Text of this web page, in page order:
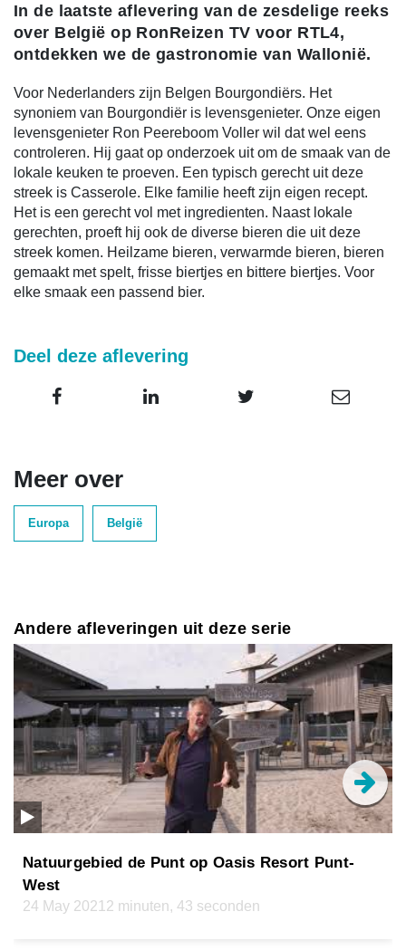
In de laatste aflevering van de zesdelige reeks
over België op RonReizen TV voor RTL4,
ontdekken we de gastronomie van Wallonië.
Voor Nederlanders zijn Belgen Bourgondiërs. Het
synoniem van Bourgondiër is levensgenieter. Onze eigen
levensgenieter Ron Peereboom Voller wil dat wel eens
controleren. Hij gaat op onderzoek uit om de smaak van de
lokale keuken te proeven. Een typisch gerecht uit deze
streek is Casserole. Elke familie heeft zijn eigen recept.
Het is een gerecht vol met ingredienten. Naast lokale
gerechten, proeft hij ook de diverse bieren die uit deze
streek komen. Heilzame bieren, verwarmde bieren, bieren
gemaakt met spelt, frisse biertjes en bittere biertjes. Voor
elke smaak een passend bier.
Deel deze aflevering
Meer over
Europa België
Andere afleveringen uit deze serie
Natuurgebied de Punt op Oasis Resort Punt-
West
24 May 2021 2 minuten, 43 seconden